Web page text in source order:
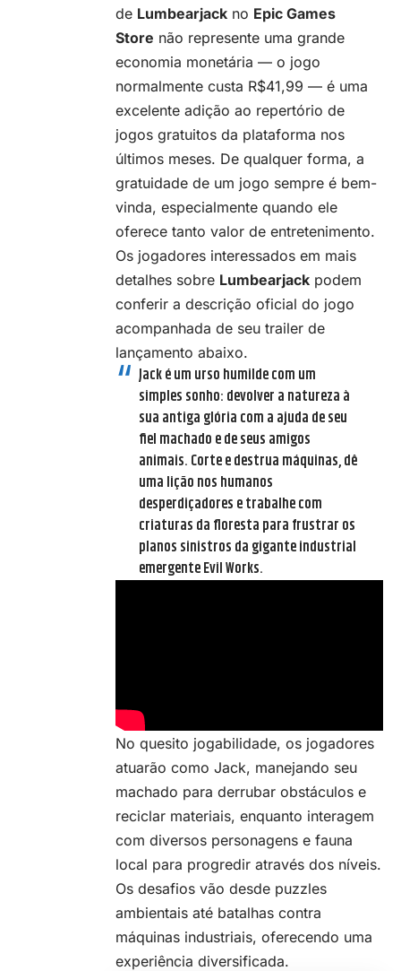
de Lumbearjack no Epic Games
Store não represente uma grande
economia monetária — o jogo
normalmente custa R$41,99 — é uma
excelente adição ao repertório de
jogos gratuitos da plataforma nos
últimos meses. De qualquer forma, a
gratuidade de um jogo sempre é bem-
vinda, especialmente quando ele
oferece tanto valor de entretenimento.
Os jogadores interessados em mais
detalhes sobre Lumbearjack podem
conferir a descrição oficial do jogo
acompanhada de seu trailer de
lançamento abaixo.
Jack é um urso humilde com um
simples sonho: devolver a natureza à
sua antiga glória com a ajuda de seu
fiel machado e de seus amigos
animais. Corte e destrua máquinas, dê
uma lição nos humanos
desperdiçadores e trabalhe com
criaturas da floresta para frustrar os
planos sinistros da gigante industrial
emergente Evil Works.
No quesito jogabilidade, os jogadores
atuarão como Jack, manejando seu
machado para derrubar obstáculos e
reciclar materiais, enquanto interagem
com diversos personagens e fauna
local para progredir através dos níveis.
Os desafios vão desde puzzles
ambientais até batalhas contra
máquinas industriais, oferecendo uma
experiência diversificada.